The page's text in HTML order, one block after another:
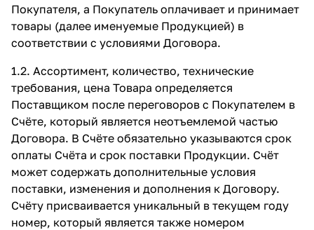
Покупателя, а Покупатель оплачивает и принимает
товары (далее именуемые Продукцией) в
соответствии с условиями Договора.
1.2. Ассортимент, количество, технические
требования, цена Товара определяется
Поставщиком после переговоров с Покупателем в
Счёте, который является неотъемлемой частью
Договора. В Счёте обязательно указываются срок
оплаты Счёта и срок поставки Продукции. Счёт
может содержать дополнительные условия
поставки, изменения и дополнения к Договору.
Счёту присваивается уникальный в текущем году
номер, который является также номером